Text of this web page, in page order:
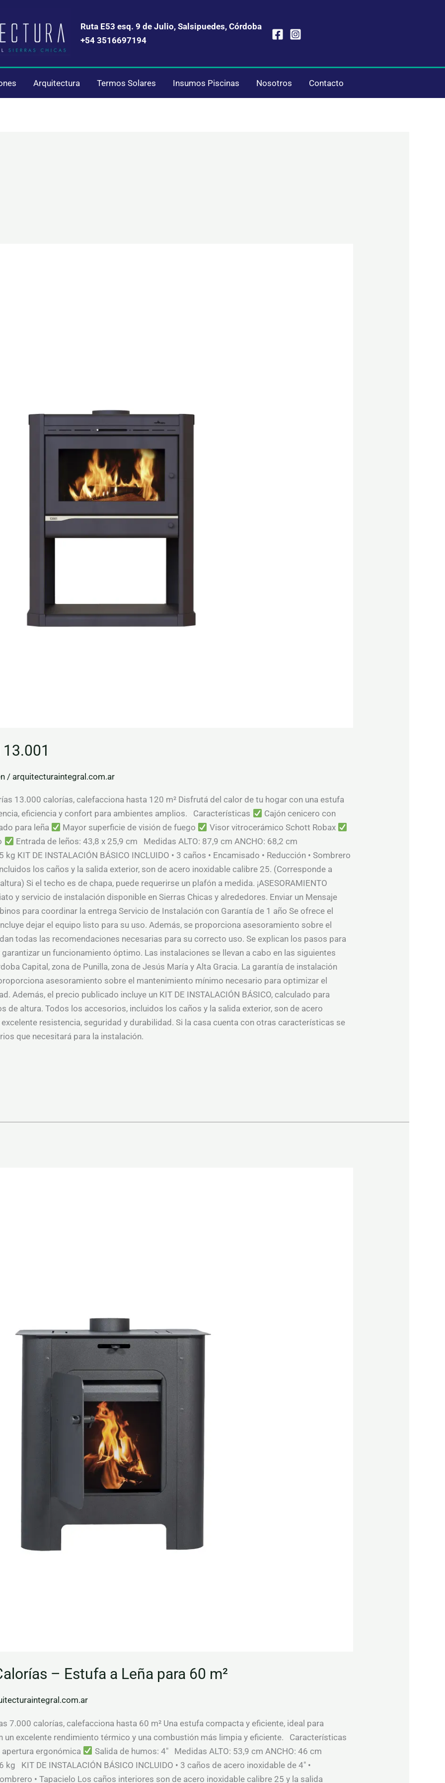
Ruta E53 esq. 9 de Julio, Salsipuedes, Córdoba
+54 3516697194
Arquitectura Termos Solares Insumos Piscinas Nosotros Contacto
/ arquitecturaintegral.com.ar
13.000 calorías, calefacciona hasta 120 m² Disfrutá del calor de tu hogar con una estufa
eficiencia y confort para ambientes amplios. Características
Cajón cenicero con
para leña Mayor superficie de visión de fuego
Visor vitrocerámico Schott Robax
Entrada de leños: 43,8 x 25,9 cm Medidas ALTO: 87,9 cm ANCHO: 68,2 cm
kg KIT DE INSTALACIÓN BÁSICO INCLUIDO • 3 caños • Encamisado • Reducción • Sombrero
los caños y la salida exterior, son de acero inoxidable calibre 25. (Corresponde a
Si el techo es de chapa, puede requerirse un plafón a medida. ¡ASESORAMIENTO
y servicio de instalación disponible en Sierras Chicas y alrededores. Enviar un Mensaje
para coordinar la entrega Servicio de Instalación con Garantía de 1 año Se ofrece el
dejar el equipo listo para su uso. Además, se proporciona asesoramiento sobre el
todas las recomendaciones necesarias para su correcto uso. Se explican los pasos para
un funcionamiento óptimo. Las instalaciones se llevan a cabo en las siguientes
Capital, zona de Punilla, zona de Jesús María y Alta Gracia. La garantía de instalación
asesoramiento sobre el mantenimiento mínimo necesario para optimizar el
Además, el precio publicado incluye un KIT DE INSTALACIÓN BÁSICO, calculado para
de altura. Todos los accesorios, incluidos los caños y la salida exterior, son de acero
resistencia, seguridad y durabilidad. Si la casa cuenta con otras características se
que necesitará para la instalación.
– Estufa a Leña para 60 m²
7.000 calorías, calefacciona hasta 60 m² Una estufa compacta y eficiente, ideal para
un excelente rendimiento térmico y una combustión más limpia y eficiente. Características
apertura ergonómica
Salida de humos: 4″ Medidas ALTO: 53,9 cm ANCHO: 46 cm
kg KIT DE INSTALACIÓN BÁSICO INCLUIDO • 3 caños de acero inoxidable de 4″ •
• Tapacielo Los caños interiores son de acero inoxidable calibre 25 y la salida